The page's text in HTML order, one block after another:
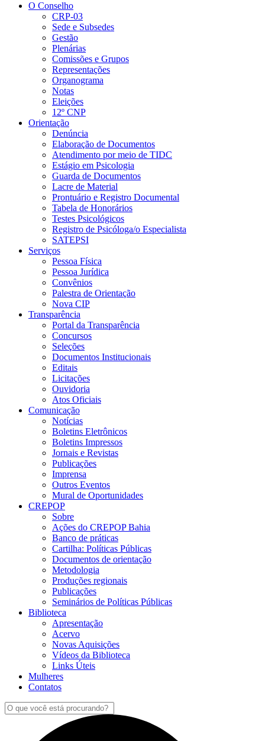
O Conselho
CRP-03
Sede e Subsedes
Gestão
Plenárias
Comissões e Grupos
Representações
Organograma
Notas
Eleições
12º CNP
Orientação
Denúncia
Elaboração de Documentos
Atendimento por meio de TIDC
Estágio em Psicologia
Guarda de Documentos
Lacre de Material
Prontuário e Registro Documental
Tabela de Honorários
Testes Psicológicos
Registro de Psicóloga/o Especialista
SATEPSI
Serviços
Pessoa Física
Pessoa Jurídica
Convênios
Palestra de Orientação
Nova CIP
Transparência
Portal da Transparência
Concursos
Seleções
Documentos Institucionais
Editais
Licitações
Ouvidoria
Atos Oficiais
Comunicação
Notícias
Boletins Eletrônicos
Boletins Impressos
Jornais e Revistas
Publicações
Imprensa
Outros Eventos
Mural de Oportunidades
CREPOP
Sobre
Ações do CREPOP Bahia
Banco de práticas
Cartilha: Políticas Públicas
Documentos de orientação
Metodologia
Produções regionais
Publicações
Seminários de Políticas Públicas
Biblioteca
Apresentação
Acervo
Novas Aquisições
Vídeos da Biblioteca
Links Úteis
Mulheres
Contatos